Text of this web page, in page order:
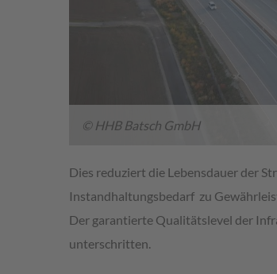
© HHB Batsch GmbH
Dies reduziert die Lebensdauer der
Instandhaltungsbedarf zu
Der garantierte Qualitätslevel der
unterschritten.